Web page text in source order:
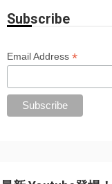
Subscribe
Email Address *